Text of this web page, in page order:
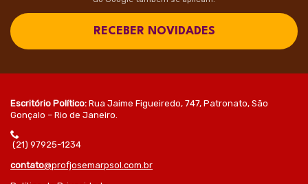
RECEBER NOVIDADES
Escritório Político: Rua Jaime Figueiredo, 747, Patronato, São
Gonçalo – Rio de Janeiro.
(21) 97925-1234
contato@profjosemarpsol.com.br